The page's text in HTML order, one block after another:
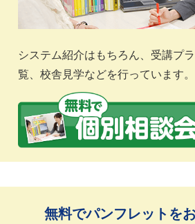
システム紹介はもちろん、受講プ
覧、校舎見学などを行っています。
無料でパンフレットを